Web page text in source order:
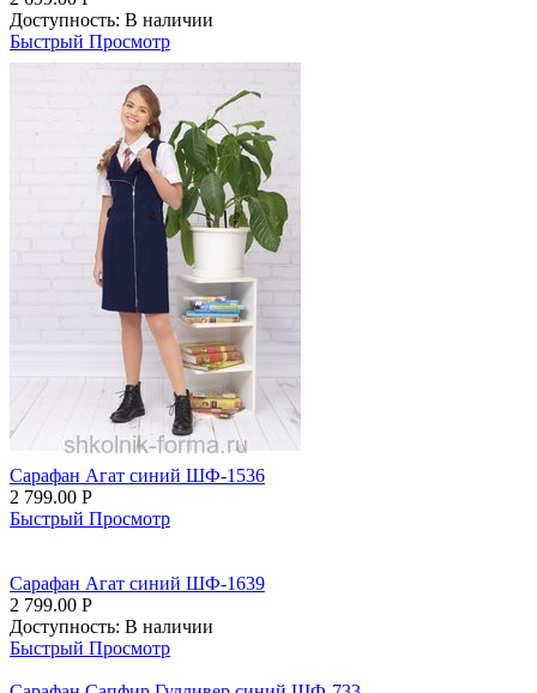
Доступность: В наличии
Быстрый Просмотр
Сарафан Агат синий ШФ-1536
2 799.00 Р
Быстрый Просмотр
Сарафан Агат синий ШФ-1639
2 799.00 Р
Доступность: В наличии
Быстрый Просмотр